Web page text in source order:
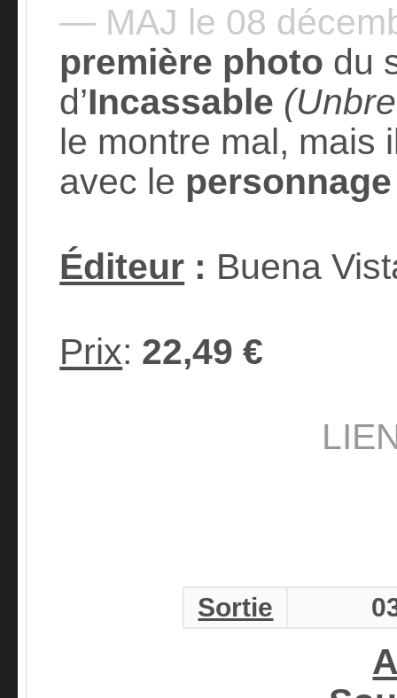
— MAJ le 08
première photo du
d’Incassable
le montre mal, mais
avec le
Éditeur : Buena
Prix: 22,49 €
Sortie